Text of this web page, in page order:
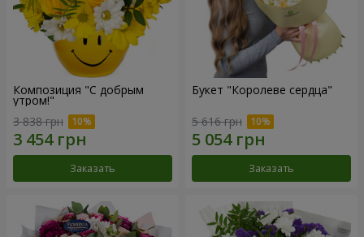
Композиция "С добрым
утром!"
3 838 грн
Заказать
Букет "Королеве сердца"
5 616 грн
Заказать